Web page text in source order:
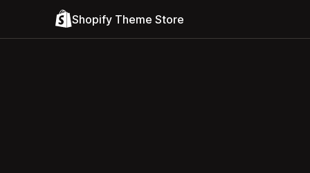
Shopify Theme Store